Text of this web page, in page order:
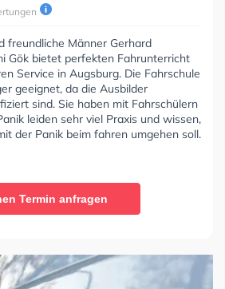
freundliche Männer Gerhard
Gök bietet perfekten Fahrunterricht
Service in Augsburg. Die Fahrschule
geeignet, da die Ausbilder
sind. Sie haben mit Fahrschülern
leiden sehr viel Praxis und wissen,
der Panik beim fahren umgehen soll.
Termin anfragen